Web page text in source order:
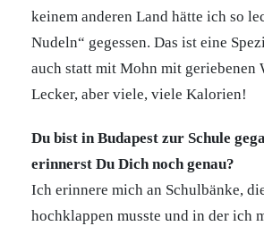
keinem anderen Land hätte ich so
Nudeln“ gegessen. Das ist eine
auch statt mit Mohn mit geriebenen
Lecker, aber viele, viele Kalorien!
Du bist in Budapest zur Schule
erinnerst Du Dich noch genau?
Ich erinnere mich an Schulbänke,
hochklappen musste und in der ich